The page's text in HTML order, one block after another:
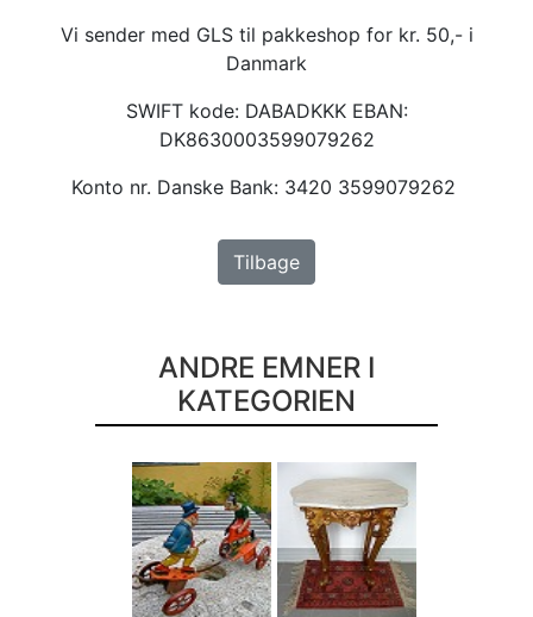
Vi sender med GLS til pakkeshop for kr. 50,- i
Danmark
SWIFT kode: DABADKKK EBAN:
DK8630003599079262
Konto nr. Danske Bank: 3420 3599079262
Tilbage
ANDRE EMNER I
KATEGORIEN